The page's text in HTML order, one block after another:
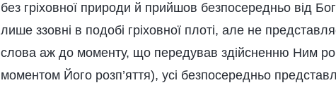
без гріховної природи й прийшов безпосередньо від
лише ззовні в подобі гріховної плоті, але не
слова аж до моменту, що передував здійсненню Ним
моментом Його розп’яття), усі безпосередньо